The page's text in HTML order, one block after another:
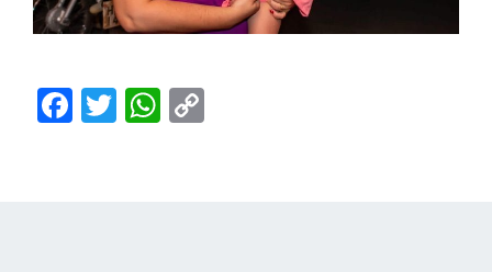
Facebook
TwitterWhatsApp